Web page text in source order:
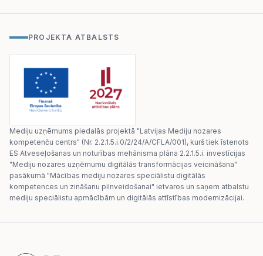
PROJEKTA ATBALSTS
Mediju uzņēmums piedalās projektā "Latvijas Mediju nozares
kompetenču centrs" (Nr. 2.2.1.5.i.0/2/24/A/CFLA/001), kurš tiek īstenots
ES Atveseļošanas un noturības mehānisma plāna 2.2.1.5.i. investīcijas
"Mediju nozares uzņēmumu digitālās transformācijas veicināšana"
pasākumā "Mācības mediju nozares speciālistu digitālās
kompetences un zināšanu pilnveidošanai" ietvaros un saņem atbalstu
mediju speciālistu apmācībām un digitālās attīstības modernizācijai.